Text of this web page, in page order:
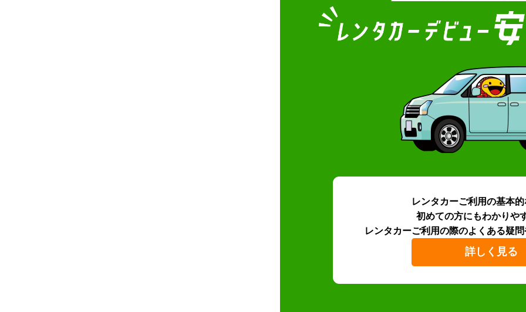
レンタカーご利用の基本
初めての方にもわかりや
レンタカーご利用の際のよくある疑問
詳しく見る